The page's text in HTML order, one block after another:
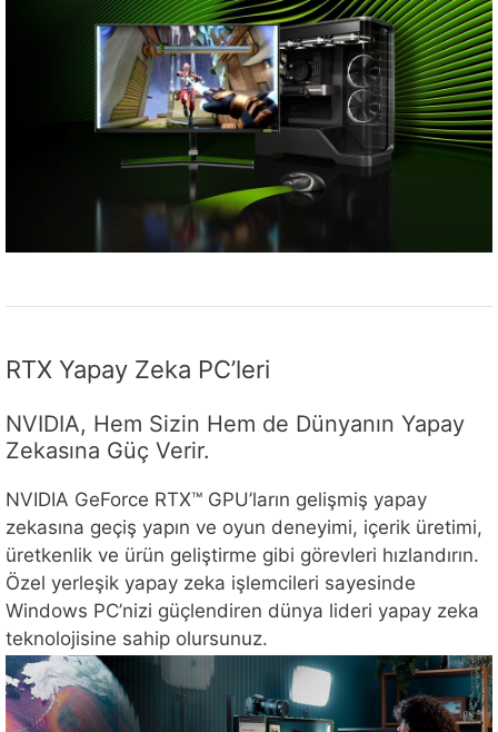
RTX Yapay Zeka PC’leri
NVIDIA, Hem Sizin Hem de Dünyanın Yapay
Zekasına Güç Verir.
NVIDIA GeForce RTX™ GPU’ların gelişmiş yapay
zekasına geçiş yapın ve oyun deneyimi, içerik üretimi,
üretkenlik ve ürün geliştirme gibi görevleri hızlandırın.
Özel yerleşik yapay zeka işlemcileri sayesinde
Windows PC’nizi güçlendiren dünya lideri yapay zeka
teknolojisine sahip olursunuz.